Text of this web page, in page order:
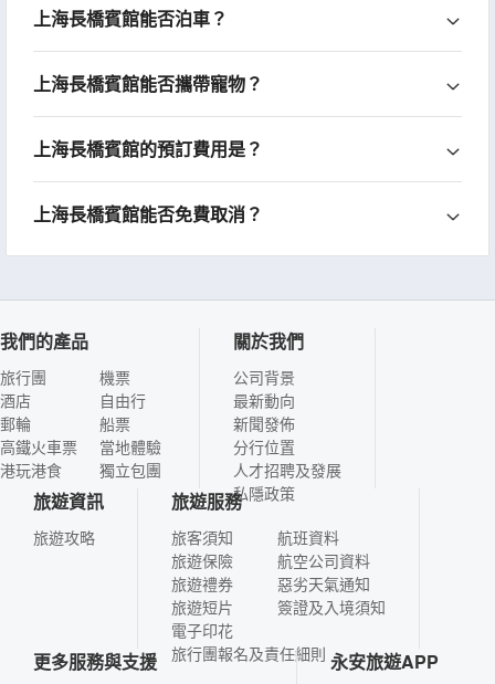
上海長橋賓館能否泊車？
上海長橋賓館能否攜帶寵物？
上海長橋賓館的預訂費用是？
上海長橋賓館能否免費取消？
我們的產品
旅行團
酒店
郵輪
高鐵火車票
港玩港食
機票
自由行
船票
當地體驗
獨立包團
關於我們
公司背景
最新動向
新聞發佈
分行位置
人才招聘及發展
私隱政策
旅遊資訊
旅遊攻略
旅遊服務
旅客須知
旅遊保險
旅遊禮券
旅遊短片
電子印花
航班資料
航空公司資料
惡劣天氣通知
簽證及入境須知
旅行團報名及責任細則
更多服務與支援 永安旅遊APP